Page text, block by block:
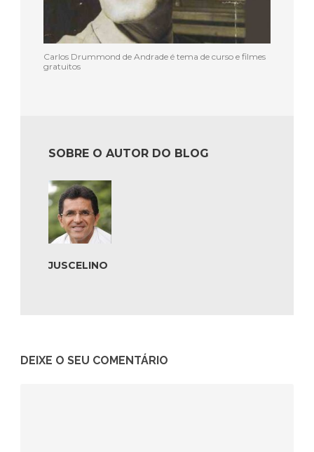
Carlos Drummond de Andrade é tema de curso e filmes
gratuitos
SOBRE O AUTOR DO BLOG
JUSCELINO
DEIXE O SEU COMENTÁRIO